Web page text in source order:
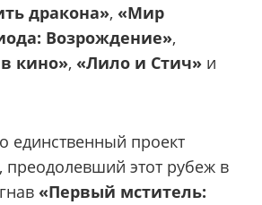
дракона», «Мир
Возрождение»,
кино», «Лило и Стич» и
единственный проект
преодолевший этот рубеж в
«Первый мститель: